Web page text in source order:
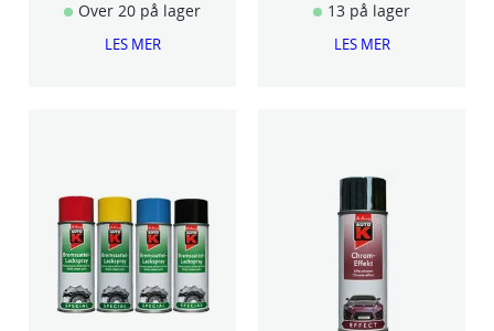
Over 20 på lager
LES MER
13 på lager
LES MER